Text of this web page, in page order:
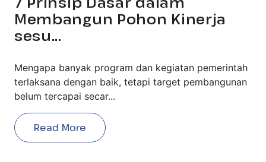
Membangun Pohon Kinerja
sesu...
Mengapa banyak program dan kegiatan pemerintah
terlaksana dengan baik, tetapi target pembangunan
belum tercapai secar...
Read More